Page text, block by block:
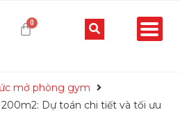
mở phòng gym
Dự toán chi tiết và tối ưu